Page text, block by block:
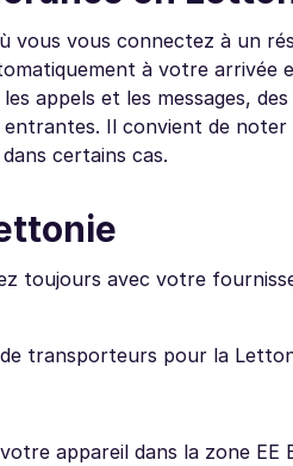
vous vous connectez à un
à votre arrivée
appels et les messages,
Il convient de
certains cas.
toujours avec votre
transporteurs pour la
appareil dans la zone EE